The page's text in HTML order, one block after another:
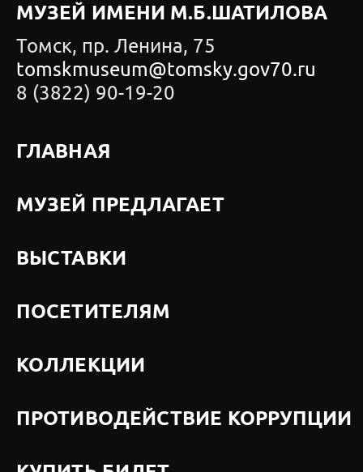
МУЗЕЙ ИМЕНИ М.Б.ШАТИЛОВА
Томск, пр. Ленина, 75
tomskmuseum@tomsky.gov70.ru
8 (3822) 90-19-20
ГЛАВНАЯ
МУЗЕЙ ПРЕДЛАГАЕТ
ВЫСТАВКИ
ПОСЕТИТЕЛЯМ
КОЛЛЕКЦИИ
ПРОТИВОДЕЙСТВИЕ КОРРУПЦИИ